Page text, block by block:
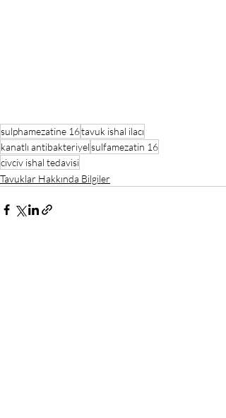
sulphamezatine 16tavuk ishal ilacı
kanatlı antibakteriyelsulfamezatin 16
civciv ishal tedavisi
Tavuklar Hakkında Bilgiler